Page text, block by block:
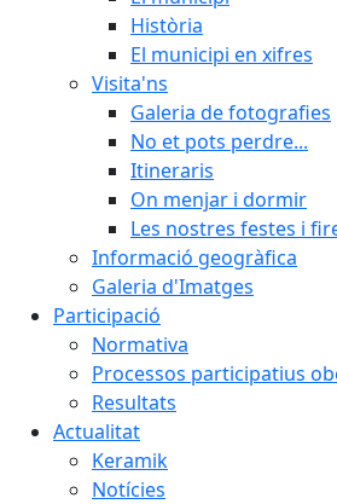
Història
El municipi en xifres
Visita'ns
Galeria de fotografies
No et pots perdre...
Itineraris
On menjar i dormir
Les nostres festes i
Informació geogràfica
Galeria d'Imatges
Participació
Normativa
Processos participatius
Resultats
Actualitat
Keramik
Notícies